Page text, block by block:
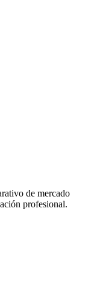
de mercado
profesional.